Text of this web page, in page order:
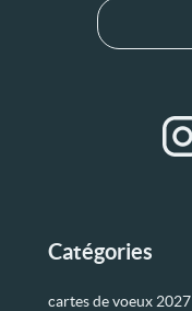
Catégories
cartes de voeux 2027